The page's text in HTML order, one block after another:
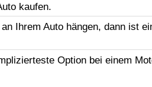
kaufen.
Ihrem Auto hängen, dann ist
Option bei einem